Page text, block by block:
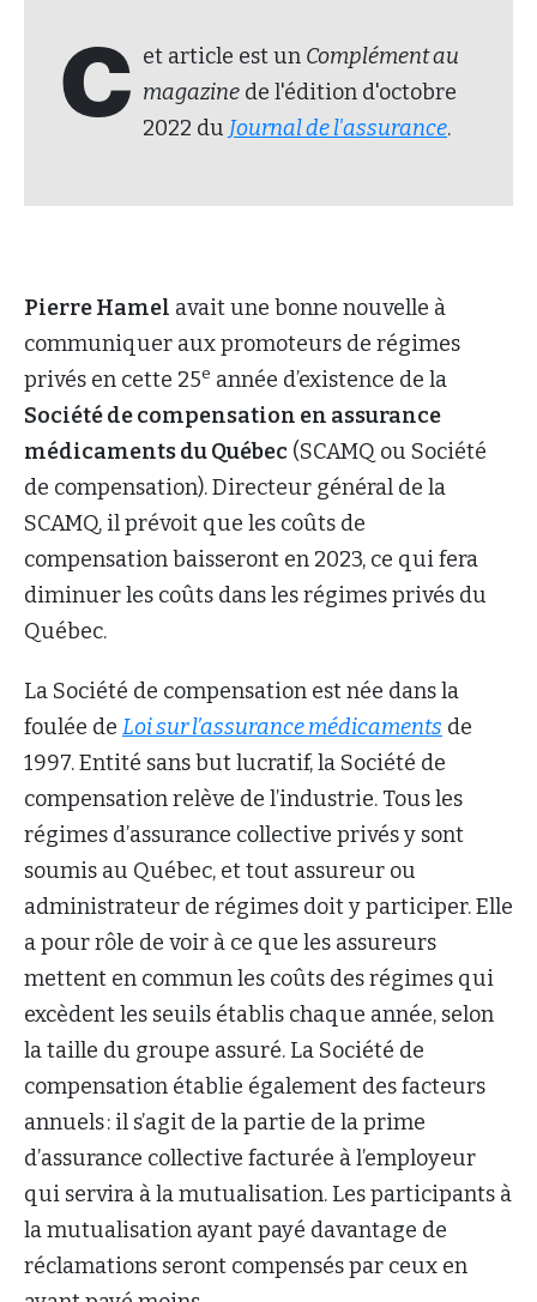
C et article est un Complément au
magazine de l'édition d'octobre
2022 du Journal de l'assurance.
Pierre Hamel avait une bonne nouvelle à
communiquer aux promoteurs de régimes
privés en cette 25e année d’existence de la
Société de compensation en assurance
médicaments du Québec (SCAMQ ou Société
de compensation). Directeur général de la
SCAMQ, il prévoit que les coûts de
compensation baisseront en 2023, ce qui fera
diminuer les coûts dans les régimes privés du
Québec.
La Société de compensation est née dans la
foulée de Loi sur l’assurance médicaments de
1997. Entité sans but lucratif, la Société de
compensation relève de l’industrie. Tous les
régimes d’assurance collective privés y sont
soumis au Québec, et tout assureur ou
administrateur de régimes doit y participer. Elle
a pour rôle de voir à ce que les assureurs
mettent en commun les coûts des régimes qui
excèdent les seuils établis chaque année, selon
la taille du groupe assuré. La Société de
compensation établie également des facteurs
annuels : il s’agit de la partie de la prime
d’assurance collective facturée à l’employeur
qui servira à la mutualisation. Les participants à
la mutualisation ayant payé davantage de
réclamations seront compensés par ceux en